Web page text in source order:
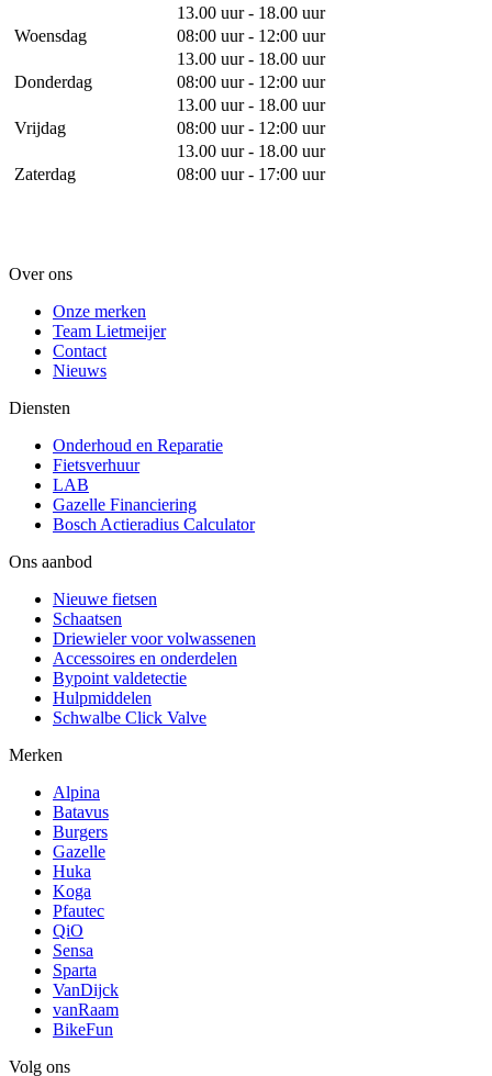
13.00 uur - 18.00 uur
Woensdag
08:00 uur - 12:00 uur
13.00 uur - 18.00 uur
Donderdag
08:00 uur - 12:00 uur
13.00 uur - 18.00 uur
Vrijdag
08:00 uur - 12:00 uur
13.00 uur - 18.00 uur
Zaterdag
08:00 uur - 17:00 uur
Over ons
Onze merken
Team Lietmeijer
Contact
Nieuws
Diensten
Onderhoud en Reparatie
Fietsverhuur
LAB
Gazelle Financiering
Bosch Actieradius Calculator
Ons aanbod
Nieuwe fietsen
Schaatsen
Driewieler voor volwassenen
Accessoires en onderdelen
Bypoint valdetectie
Hulpmiddelen
Schwalbe Click Valve
Merken
Alpina
Batavus
Burgers
Gazelle
Huka
Koga
Pfautec
QiO
Sensa
Sparta
VanDijck
vanRaam
BikeFun
Volg ons